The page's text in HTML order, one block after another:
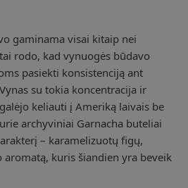
gaminama visai kitaip nei
rodo, kad vynuogės būdavo
pasiekti konsistenciją ant
su tokia koncentracija ir
keliauti į Ameriką laivais be
archyviniai Garnacha buteliai
– karamelizuotų figų,
kuris šiandien yra beveik